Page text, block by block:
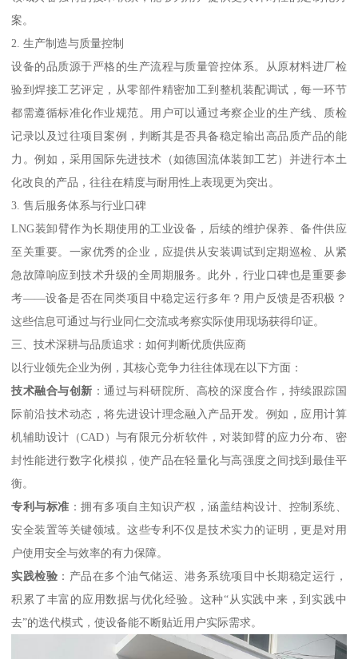
案。
2. 生产制造与质量控制
设备的品质源于严格的生产流程与质量管控体系。从原材料进厂检
验到焊接工艺评定，从零部件精密加工到整机装配调试，每一环节
都需遵循标准化作业规范。用户可以通过考察企业的生产线、质检
记录以及过往项目案例，判断其是否具备稳定输出高品质产品的能
力。例如，采用国际先进技术（如德国流体装卸工艺）并进行本土
化改良的产品，往往在精度与耐用性上表现更为突出。
3. 售后服务体系与行业口碑
LNG装卸臂作为长期使用的工业设备，后续的维护保养、备件供应
至关重要。一家优秀的企业，应提供从安装调试到定期巡检、从紧
急故障响应到技术升级的全周期服务。此外，行业口碑也是重要参
考——设备是否在同类项目中稳定运行多年？用户反馈是否积极？
这些信息可通过与行业同仁交流或考察实际使用现场获得印证。
三、技术深耕与品质追求：如何判断优质供应商
以行业领先企业为例，其核心竞争力往往体现在以下方面：
技术融合与创新 ：通过与科研院所、高校的深度合作，持续跟踪国
际前沿技术动态，将先进设计理念融入产品开发。例如，应用计算
机辅助设计（CAD）与有限元分析软件，对装卸臂的应力分布、密
封性能进行数字化模拟，使产品在轻量化与高强度之间找到最佳平
衡。
专利与标准 ：拥有多项自主知识产权，涵盖结构设计、控制系统、
安全装置等关键领域。这些专利不仅是技术实力的证明，更是对用
户使用安全与效率的有力保障。
实践检验 ：产品在多个油气储运、港务系统项目中长期稳定运行，
积累了丰富的应用数据与优化经验。这种“从实践中来，到实践中
去”的迭代模式，使设备能不断贴近用户实际需求。